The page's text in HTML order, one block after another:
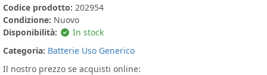
Codice prodotto: 202954
Condizione: Nuovo
Disponibilità:
In stock
Categoria: Batterie Uso Generico
Il nostro prezzo se acquisti online: